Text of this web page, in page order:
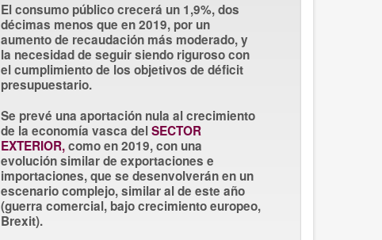
El consumo públicocrecerá un 1,9%, dos
décimas menos que en 2019, por un
aumento de recaudación más moderado, y
la necesidad de seguir siendo riguroso con
el cumplimiento de los objetivos de déficit
presupuestario.
Se prevé unaaportación nula al crecimiento
de la economía vasca delSECTOR
EXTERIOR,como en 2019,con una
evolución similar de exportaciones e
importaciones, que se desenvolverán en un
escenario complejo, similar al de este año
(guerra comercial, bajo crecimiento europeo,
Brexit).